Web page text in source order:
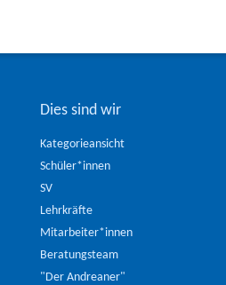
Dies sind wir
Kategorieansicht
Schüler*innen
SV
Lehrkräfte
Mitarbeiter*innen
Beratungsteam
"Der Andreaner"